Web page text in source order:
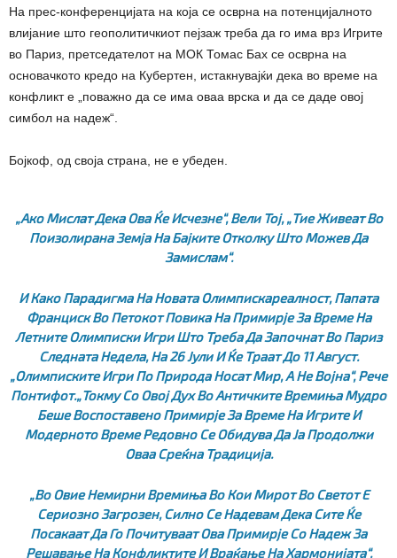
На прес-конференцијата на која се осврна на потенцијалното
влијание што геополитичкиот пејзаж треба да го има врз Игрите
во Париз, претседателот на МОК Томас Бах се осврна на
основачкото кредо на Кубертен, истакнувајќи дека во време на
конфликт е „поважно да се има оваа врска и да се даде овој
симбол на надеж“.
Бојкоф, од своја страна, не е убеден.
„Ако Мислат Дека Ова Ќе Исчезне“, Вели Тој, „тие Живеат Во
Поизолирана Земја На Бајките Отколку Што Можев Да
Замислам“.
И Како Парадигма На Новата Олимпискареалност, Папата
Франциск Во Петокот Повика На Примирје За Време На
Летните Олимписки Игри Што Треба Да Започнат Во Париз
Следната Недела, На 26 Јули И Ќе Траат До 11 Август.
„Олимписките Игри По Природа Носат Мир, А Не Војна“, Рече
Понтифот.„Токму Со Овој Дух Во Античките Времиња Мудро
Беше Воспоставено Примирје За Време На Игрите И
Модерното Време Редовно Се Обидува Да Ја Продолжи
Оваа Среќна Традиција.
„Во Овие Немирни Времиња Во Кои Мирот Во Светот Е
Сериозно Загрозен, Силно Се Надевам Дека Сите Ќе
Посакаат Да Го Почитуваат Ова Примирје Со Надеж За
Решавање На Конфликтите И Враќање На Хармонијата“.